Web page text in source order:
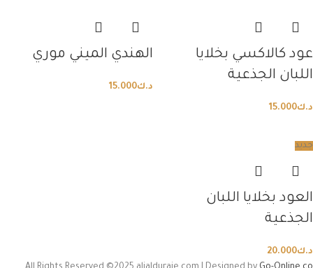
عود كالاكسي بخلايا
اللبان الجذعية
د.ك15.000
الهندي الميني موري
د.ك15.000
جديد
العود بخلايا اللبان
الجذعية
د.ك20.000